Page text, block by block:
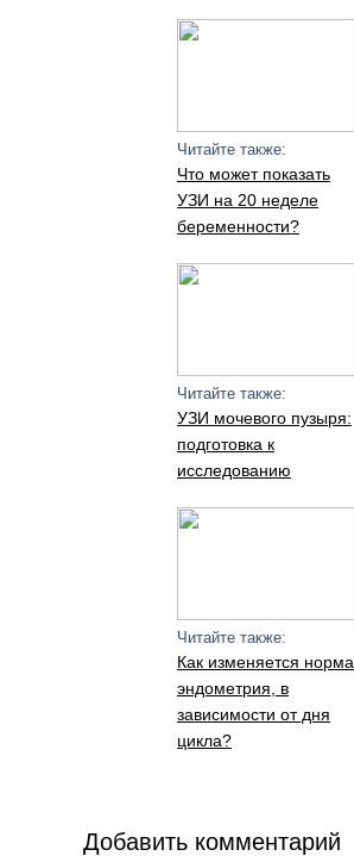
Читайте также:
Что может показать
УЗИ на 20 неделе
беременности?
Читайте также:
УЗИ мочевого пузыря:
подготовка к
исследованию
Читайте также:
Как изменяется норма
эндометрия, в
зависимости от дня
цикла?
Добавить комментарий